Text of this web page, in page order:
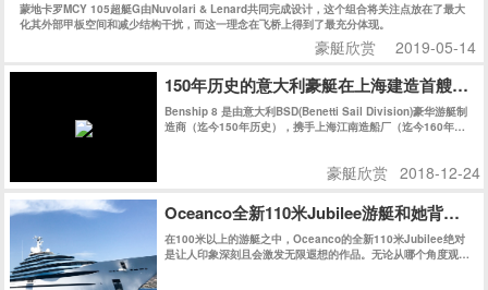
蒙地卡罗MCY 105超艇G由Nuvolari & Lenard共同完成设计，这个组合将关注点放在了最大
化其外部甲板空间和减少结构干扰，而这一理念在飞桥上得到了最充分体现。
豪艇欣赏 2019-05-14
150年历史的意大利豪艇在上海建造首艘游
Benship 8 是由意大利BSD(Benetti Sail Division)豪华游艇制
造商（迄今150年历史），携手上海江南造船厂（迄今160年历
豪艇欣赏 2018-12-24
Oceanco全新110米Jubilee游艇和她背后的
在100米以上的游艇之中，Oceanco的全新110米Jubilee绝对
是让人印象深刻且会激发无限遐想的作品。无论从哪个角度观